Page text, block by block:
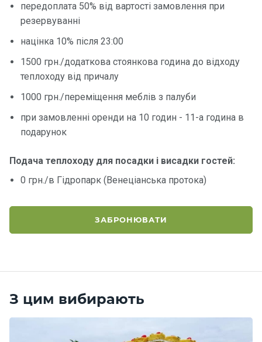
передоплата 50% від вартості замовлення при
резервуванні
націнка 10% після 23:00
1500 грн./додаткова стоянкова година до відходу
теплоходу від причалу
1000 грн./переміщення меблів з палуби
при замовленні оренди на 10 годин - 11-а година в
подарунок
Подача теплоходу для посадки і висадки гостей:
0 грн./в Гідропарк (Венеціанська протока)
ЗАБРОНЮВАТИ
З цим вибирають
Річкові
прогул
янки
Відгуки
и